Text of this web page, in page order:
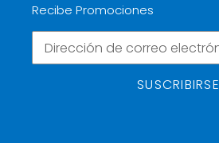
Recibe Promociones
SUSCRIBIRSE